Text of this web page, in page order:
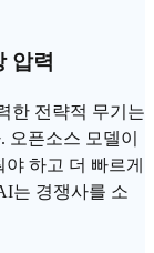
압력
한 전략적 무기는
픈소스 모델이
하고 더 빠르게
는 경쟁사를 소